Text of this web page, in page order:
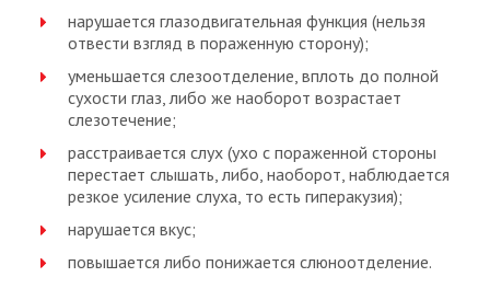
нарушается глазодвигательная функция (нельзя
отвести взгляд в пораженную сторону);
уменьшается слезоотделение, вплоть до полной
сухости глаз, либо же наоборот возрастает
слезотечение;
расстраивается слух (ухо с пораженной стороны
перестает слышать, либо, наоборот, наблюдается
резкое усиление слуха, то есть гиперакузия);
нарушается вкус;
повышается либо понижается слюноотделение.